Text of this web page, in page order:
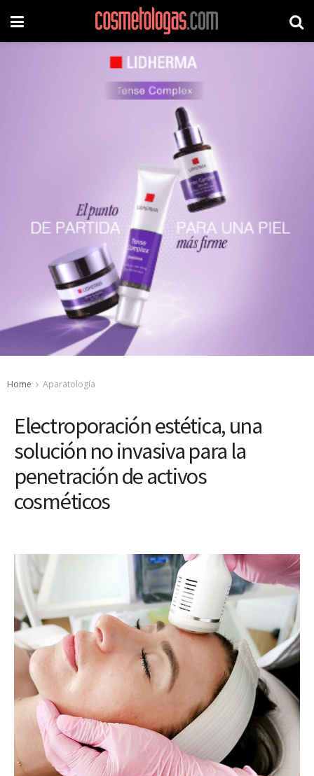
Home Aparatología
Electroporación estética, una
solución no invasiva para la
penetración de activos
cosméticos